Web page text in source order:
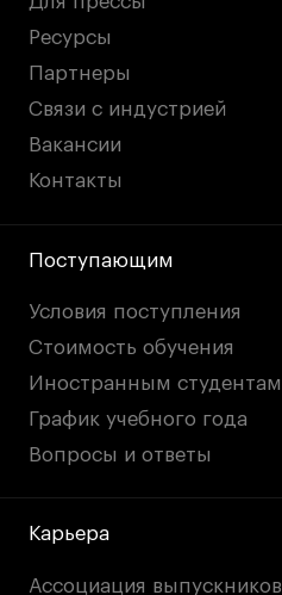
Ресурсы
Партнеры
Связи с индустрией
Вакансии
Контакты
Поступающим
Условия поступления
Стоимость обучения
Иностранным студентам
График учебного года
Вопросы и ответы
Карьера
Ассоциация выпускников